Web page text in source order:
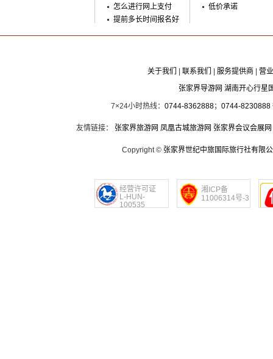
怎么进行网上支付
提前多长时间报名好
低价承诺
关于我们 联系我们 服务提供商
营
张家界导游网 湖南开心行星
7×24小时热线： 0744-8362888； 0744-8230888
友情链接： 张家界旅游网 凤凰古城旅游网 张家界会议会展网
Copyright © 张家界世纪中旅国际旅行社有限
经营许可证
L-HUN-
100535
湘ICP备
11006314号-3